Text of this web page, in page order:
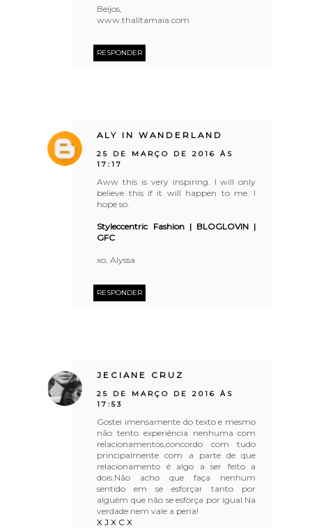
Beijos,
www.thalitamaia.com
RESPONDER
ALY IN WANDERLAND
25 DE MARÇO DE 2016 ÀS
17:17
Aww this is very inspiring. I will only
believe this if it will happen to me. I
hope so.
Styleccentric Fashion| BLOGLOVIN |
GFC
xo, Alyssa
RESPONDER
JECIANE CRUZ
25 DE MARÇO DE 2016 ÀS
17:53
Gostei imensamente do texto e mesmo
não tento experiência nenhuma com
relacionamentos,concordo com tudo
principalmente com a parte de que
relacionamento é algo a ser feito a
dois.Não acho que faça nenhum
sentido em se esforçar tanto por
alguém que não se esforça por igual.Na
verdade nem vale a pena!
X J X C X